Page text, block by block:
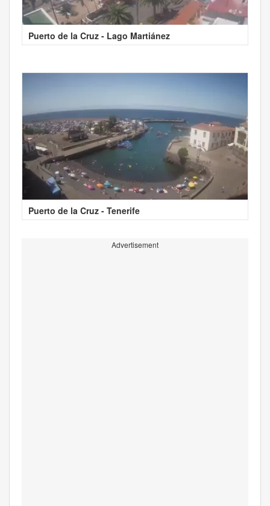
Puerto de la Cruz - Lago Martiánez
Puerto de la Cruz - Tenerife
Advertisement